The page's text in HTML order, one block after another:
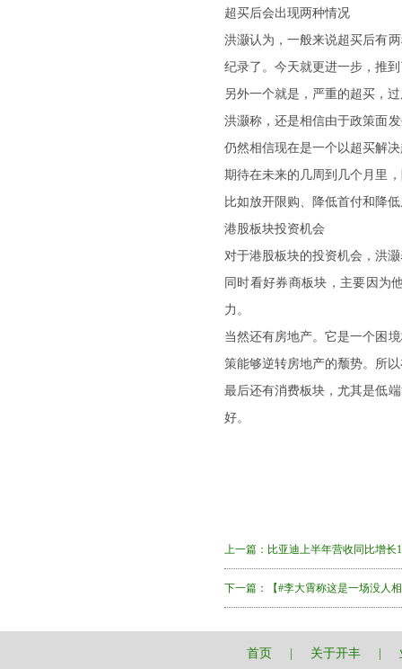
超买后会出现两种情况
洪灏认为，一般来说超买后有
纪录了。今天就更进一步，推
另外一个就是，严重的超买，
洪灏称，还是相信由于政策面
仍然相信现在是一个以超买解
期待在未来的几周到几个月里
比如放开限购、降低首付和降
港股板块投资机会
对于港股板块的投资机会，洪
同时看好券商板块，主要因为
力。
当然还有房地产。它是一个困
策能够逆转房地产的颓势。所
最后还有消费板块，尤其是低
好。
上一篇： 比亚迪上半年营收同比增长
下一篇： 【#李大霄称这是一场没人
首页 关于开丰